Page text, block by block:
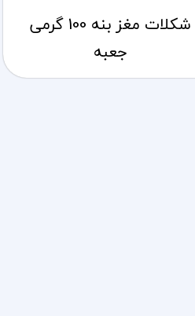
شکلات مغز بنه 100 گرمی
جعبه